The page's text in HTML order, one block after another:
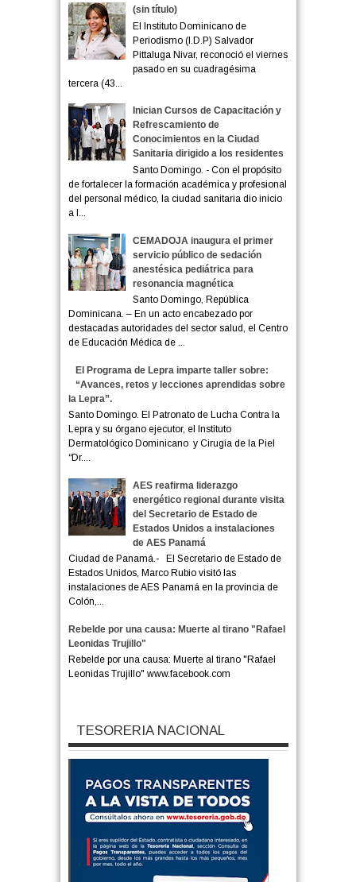
(sin título)
El Instituto Dominicano de
Periodismo (I.D.P) Salvador
Pittaluga Nivar, reconoció el viernes
pasado en su cuadragésima
tercera (43...
Inician Cursos de Capacitación y
Refrescamiento de
Conocimientos en la Ciudad
Sanitaria dirigido a los residentes
Santo Domingo. - Con el propósito
de fortalecer la formación académica y profesional
del personal médico, la ciudad sanitaria dio inicio
a l...
CEMADOJA inaugura el primer
servicio público de sedación
anestésica pediátrica para
resonancia magnética
Santo Domingo, República
Dominicana. – En un acto encabezado por
destacadas autoridades del sector salud, el Centro
de Educación Médica de ...
El Programa de Lepra imparte taller sobre:
“Avances, retos y lecciones aprendidas sobre
la Lepra”.
Santo Domingo. El Patronato de Lucha Contra la
Lepra y su órgano ejecutor, el Instituto
Dermatológico Dominicano y Cirugía de la Piel
“Dr....
AES reafirma liderazgo
energético regional durante visita
del Secretario de Estado de
Estados Unidos a instalaciones
de AES Panamá
Ciudad de Panamá.- El Secretario de Estado de
Estados Unidos, Marco Rubio visitó las
instalaciones de AES Panamá en la provincia de
Colón,...
Rebelde por una causa: Muerte al tirano "Rafael
Leonidas Trujillo"
Rebelde por una causa: Muerte al tirano "Rafael
Leonidas Trujillo" www.facebook.com
TESORERIA NACIONAL